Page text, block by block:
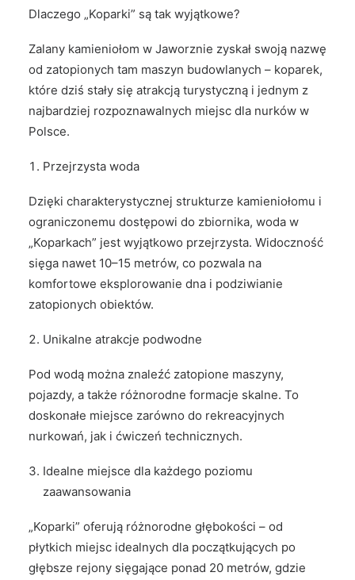
Dlaczego „Koparki” są tak wyjątkowe?
Zalany kamieniołom w Jaworznie zyskał swoją nazwę
od zatopionych tam maszyn budowlanych – koparek,
które dziś stały się atrakcją turystyczną i jednym z
najbardziej rozpoznawalnych miejsc dla nurków w
Polsce.
Przejrzysta woda
Dzięki charakterystycznej strukturze kamieniołomu i
ograniczonemu dostępowi do zbiornika, woda w
„Koparkach” jest wyjątkowo przejrzysta. Widoczność
sięga nawet 10–15 metrów, co pozwala na
komfortowe eksplorowanie dna i podziwianie
zatopionych obiektów.
Unikalne atrakcje podwodne
Pod wodą można znaleźć zatopione maszyny,
pojazdy, a także różnorodne formacje skalne. To
doskonałe miejsce zarówno do rekreacyjnych
nurkowań, jak i ćwiczeń technicznych.
Idealne miejsce dla każdego poziomu
zaawansowania
„Koparki” oferują różnorodne głębokości – od
płytkich miejsc idealnych dla początkujących po
głębsze rejony sięgające ponad 20 metrów, gdzie